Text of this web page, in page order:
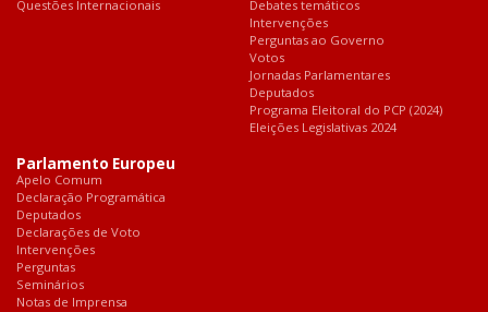
Questões Internacionais
Debates temáticos
Intervenções
Perguntas ao Governo
Votos
Jornadas Parlamentares
Deputados
Programa Eleitoral do PCP (2024)
Eleições Legislativas 2024
Parlamento Europeu
Apelo Comum
Declaração Programática
Deputados
Declarações de Voto
Intervenções
Perguntas
Seminários
Notas de Imprensa